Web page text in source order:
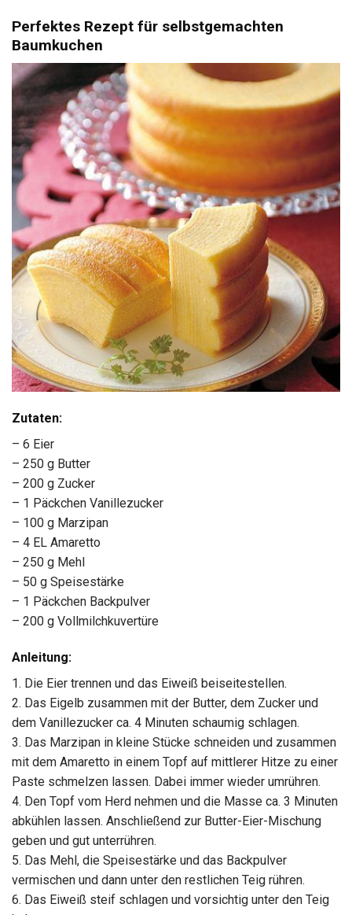
Perfektes Rezept für selbstgemachten
Baumkuchen
Zutaten:
– 6 Eier
– 250 g Butter
– 200 g Zucker
– 1 Päckchen Vanillezucker
– 100 g Marzipan
– 4 EL Amaretto
– 250 g Mehl
– 50 g Speisestärke
– 1 Päckchen Backpulver
– 200 g Vollmilchkuvertüre
Anleitung:
1. Die Eier trennen und das Eiweiß beiseitestellen.
2. Das Eigelb zusammen mit der Butter, dem Zucker und
dem Vanillezucker ca. 4 Minuten schaumig schlagen.
3. Das Marzipan in kleine Stücke schneiden und zusammen
mit dem Amaretto in einem Topf auf mittlerer Hitze zu einer
Paste schmelzen lassen. Dabei immer wieder umrühren.
4. Den Topf vom Herd nehmen und die Masse ca. 3 Minuten
abkühlen lassen. Anschließend zur Butter-Eier-Mischung
geben und gut unterrühren.
5. Das Mehl, die Speisestärke und das Backpulver
vermischen und dann unter den restlichen Teig rühren.
6. Das Eiweiß steif schlagen und vorsichtig unter den Teig